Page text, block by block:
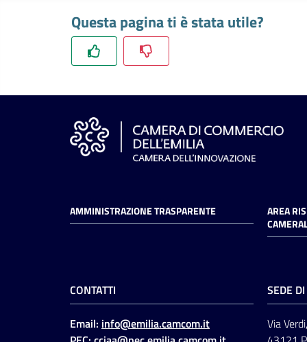
Questa pagina ti è stata utile?
AMMINISTRAZIONE TRASPARENTE
AREA
CONTATTI
Email: info@emilia.camcom.it
SEDE
Via